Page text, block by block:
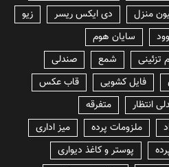
منزل دی ایکس ریسر
زیو
سایان هوم
تزئینی شمع
صندلی
فایل کشویی
قاب عکس
انتظار
متفرقه
ملزومات پرده
میز اداری
پوستر و کاغذ دیواری